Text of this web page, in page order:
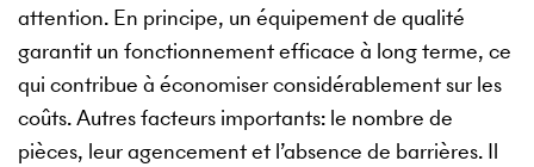
attention. En principe, un équipement de qualité
garantit un fonctionnement efficace à long terme, ce
qui contribue à économiser considérablement sur les
coûts. Autres facteurs importants: le nombre de
pièces, leur agencement et l’absence de barrières. Il